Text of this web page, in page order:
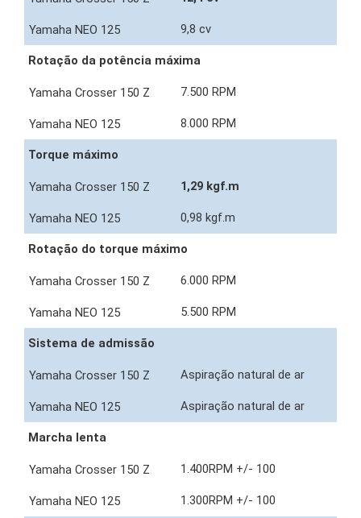
9,8 cv
Rotação da potência máxima
7.500 RPM
8.000 RPM
Torque máximo
1,29 kgf.m
0,98 kgf.m
Rotação do torque máximo
6.000 RPM
5.500 RPM
Sistema de admissão
Aspiração natural de ar
Aspiração natural de ar
Marcha lenta
1.400RPM +/- 100
1.300RPM +/- 100